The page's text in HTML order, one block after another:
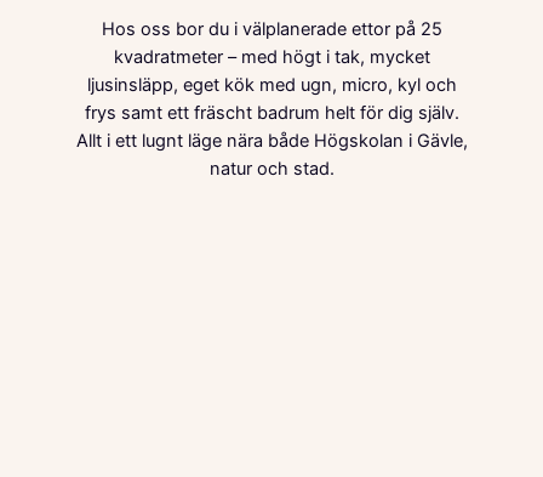
Hos oss bor du i välplanerade ettor på 25
kvadratmeter – med högt i tak, mycket
ljusinsläpp, eget kök med ugn, micro, kyl och
frys samt ett fräscht badrum helt för dig själv.
Allt i ett lugnt läge nära både Högskolan i Gävle,
natur och stad.